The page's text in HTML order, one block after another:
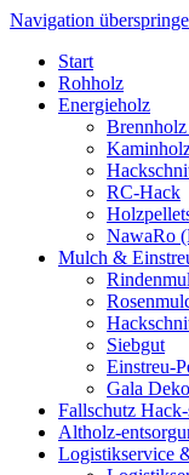
Navigation
Start
Rohholz
Energie­holz
RC-Hack
NawaRo
Mulch &
Siebgut
Einstreu-
Gala
Fallschutz
Altholz-
Logistik­service